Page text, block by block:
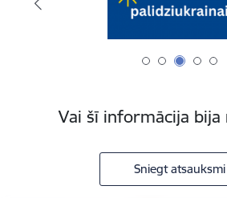
Vai šī informācija bija
Sniegt atsauksmi